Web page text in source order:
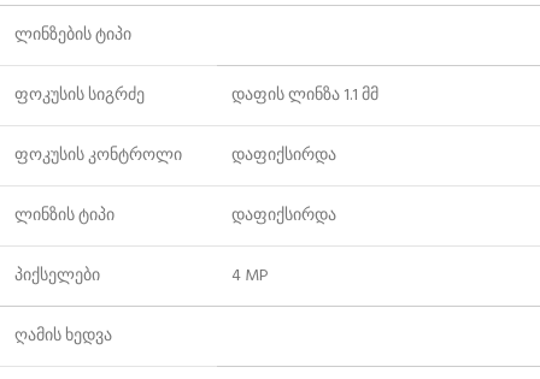
ლინზების ტიპი
ფოკუსის სიგრძე დაფის ლინზა 1.1 მმ
ფოკუსის კონტროლი დაფიქსირდა
ლინზის ტიპი დაფიქსირდა
პიქსელები 4 MP
ღამის ხედვა